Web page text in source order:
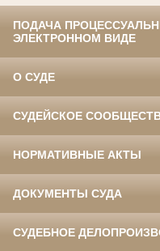
ПОДАЧА
ЭЛЕКТРОННОМ ВИДЕ
О СУДЕ
СУДЕЙСКОЕ
НОРМАТИВНЫЕ АКТЫ
ДОКУМЕНТЫ СУДА
СУДЕБНОЕ